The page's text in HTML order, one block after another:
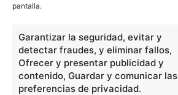
pantalla.
Garantizar la seguridad, evitar y
detectar fraudes, y eliminar fallos,
Ofrecer y presentar publicidad y
contenido, Guardar y comunicar las
preferencias de privacidad.
Números romanos
Ángulos agudo, obtuso, recto y...
En Filosofía